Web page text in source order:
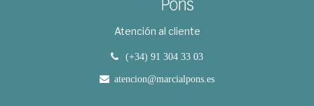
Atención al cliente
(+34) 91 304 33 03
atencion@marcialpons.es